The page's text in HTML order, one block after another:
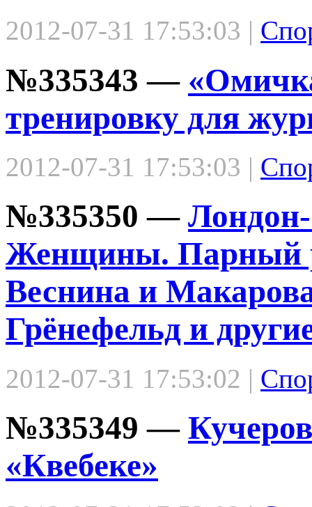
2012-07-31 17:53:03 |
№335343 —
тренировку для
2012-07-31 17:53:03 |
№335350 —
Женщины. Парный
Веснина и
Грёнефельд и
2012-07-31 17:53:02 |
№335349 —
«Квебеке»